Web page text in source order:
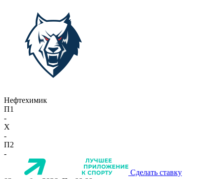
Нефтехимик
П1
-
X
-
П2
-
Сделать ставку